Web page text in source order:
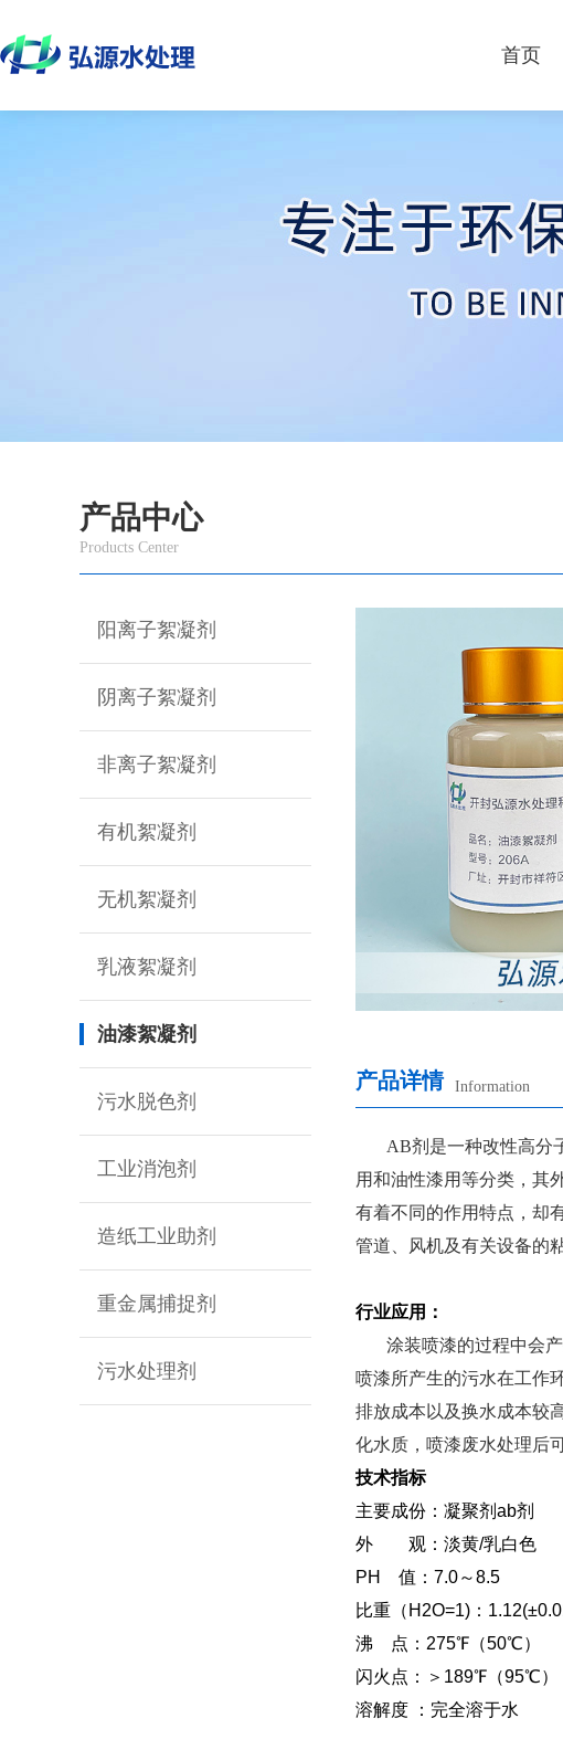
首页
产品中心
Products Center
阳离子絮凝剂
阴离子絮凝剂
非离子絮凝剂
有机絮凝剂
无机絮凝剂
乳液絮凝剂
油漆絮凝剂
污水脱色剂
工业消泡剂
造纸工业助剂
重金属捕捉剂
污水处理剂
产品详情 Information
AB剂 是一种改性高分
用和油性漆用等分类，其
有着不同的作用特点，却
管道、风机及有关设备的
行业应用：
涂装喷漆的过程中会产
喷漆所产生的污水在工作
排放成本以及换水成本较
化水质，喷漆废水处理后
技术指标
主要成份：凝聚剂ab剂
外 观：淡黄/乳白色
PH 值：7.0～8.5
比重（H2O=1)：
沸 点：275℉（50℃）
闪火点：＞189℉（95℃）
溶解度 ：完全溶于水